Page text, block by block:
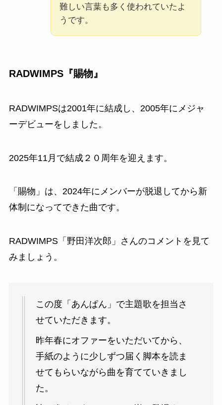
難しい言葉も多く使われていたよ
うです。
RADWIMPS『賜物』
RADWIMPSは2001年に結成し、2005年にメジャ
ーデビューをしました。
2025年11月で結成２０周年を迎えます。
「賜物」は、2024年にメンバーが脱退してから新
体制になってできた曲です。
RADWIMPS「野田洋次郎」さんのコメントを見て
みましょう。
この度「あんぱん」で主題歌を担当さ
せていただきます。
昨年春にオファーをいただいてから、
手紙のように少しずつ届く脚本を読ま
せてもらいながら曲を育てていきまし
た。